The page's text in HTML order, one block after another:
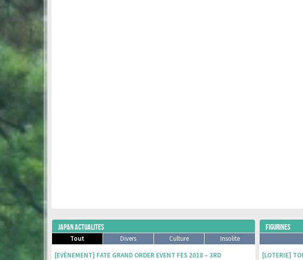
JAPAN ACTUALITES
Tout Divers Culture
Insolite
[EVÈNEMENT] FATE GRAND ORDER EVENT FES 2018 – 3RD
FIGURINES
[LOTERIE]